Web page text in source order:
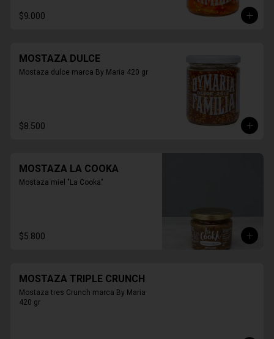
$9.000
MOSTAZA DULCE
Mostaza dulce marca By Maria 420 gr
$8.500
MOSTAZA LA COOKA
Mostaza miel "La Cooka"
$5.800
MOSTAZA TRIPLE CRUNCH
Mostaza tres Crunch marca By Maria
420 gr